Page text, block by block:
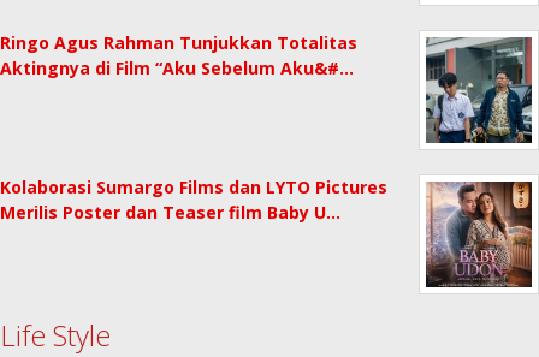
Ringo Agus Rahman Tunjukkan Totalitas
Aktingnya di Film “Aku Sebelum Aku&#…
Kolaborasi Sumargo Films dan LYTO Pictures
Merilis Poster dan Teaser film Baby U…
Life Style